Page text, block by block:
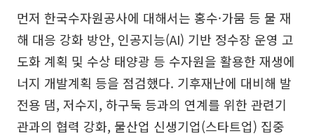
먼저 한국수자원공사에 대해서는 홍수·가뭄 등 물 재
해 대응 강화 방안, 인공지능(AI) 기반 정수장 운영 고
도화 계획 및 수상 태양광 등 수자원을 활용한 재생에
너지 개발계획 등을 점검했다. 기후재난에 대비해 발
전용 댐, 저수지, 하구둑 등과의 연계를 위한 관련기
관과의 협력 강화, 물산업 신생기업(스타트업) 집중